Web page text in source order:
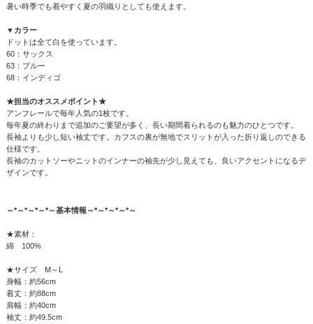
暑い時季でも着やすく夏の羽織りとしても使えます。
▼カラー
ドットは全て白を使っています。
60：サックス
63：ブルー
68：インディゴ
★担当のオススメポイント★
アンフレールで毎年人気の1枚です。
毎年夏の終わりまで追加のご要望が多く、長い期間着られるのも魅力のひとつです。
長袖よりも少し短い袖丈です。カフスの裏が無地でスリットが入った折り返しのできる
仕様です。
長袖のカットソーやニットのインナーの袖先が少し見えても、良いアクセントになるデ
ザインです。
～*～*～*～*～基本情報～*～*～*～*～
★素材：
綿 100%
★サイズ M～L
身幅：約56cm
着丈：約88cm
肩幅：約40cm
袖丈：約49.5cm